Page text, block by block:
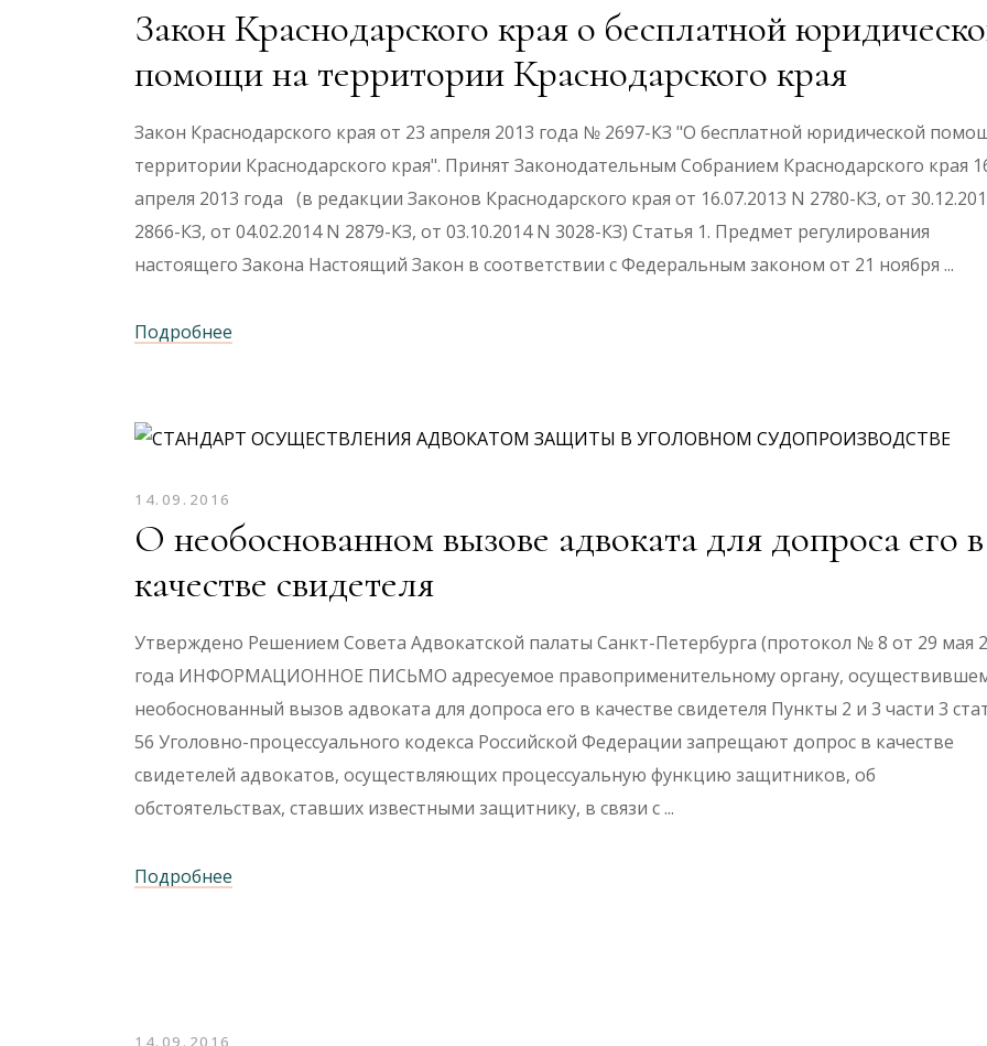
Закон Краснодарского края о бесплатной
помощи на территории Краснодарского края
Закон Краснодарского края от 23 апреля 2013 года № 2697-КЗ "О бесплатной юридической
территории Краснодарского края". Принят Законодательным Собранием Краснодарского края
апреля 2013 года (в редакции Законов Краснодарского края от 16.07.2013 N 2780-КЗ, от
2866-КЗ, от 04.02.2014 N 2879-КЗ, от 03.10.2014 N 3028-КЗ) Статья 1. Предмет регулирования
настоящего Закона Настоящий Закон в соответствии с Федеральным законом от 21 ноября
Подробнее
14.09.2016
О необоснованном вызове адвоката для допроса его в
качестве свидетеля
Утверждено Решением Совета Адвокатской палаты Санкт-Петербурга (протокол № 8 от 29 мая
года ИНФОРМАЦИОННОЕ ПИСЬМО адресуемое правоприменительному органу,
необоснованный вызов адвоката для допроса его в качестве свидетеля Пункты 2 и 3 части 3
56 Уголовно-процессуального кодекса Российской Федерации запрещают допрос в качестве
свидетелей адвокатов, осуществляющих процессуальную функцию защитников, об
обстоятельствах, ставших известными защитнику, в связи с
Подробнее
14.09.2016